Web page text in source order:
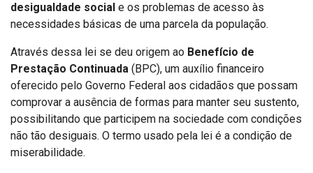
desigualdade social e os problemas de acesso às
necessidades básicas de uma parcela da população.
Através dessa lei se deu origem ao Benefício de
Prestação Continuada (BPC), um auxílio financeiro
oferecido pelo Governo Federal aos cidadãos que possam
comprovar a ausência de formas para manter seu sustento,
possibilitando que participem na sociedade com condições
não tão desiguais. O termo usado pela lei é a condição de
miserabilidade.